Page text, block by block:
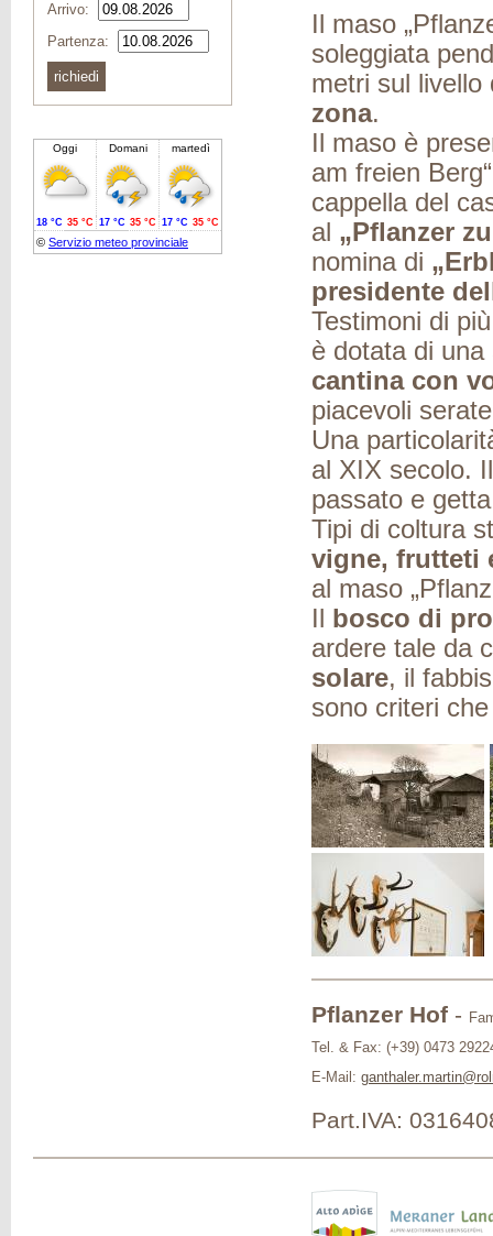
Arrivo:
Partenza:
Il maso
soleggiata
metri sul
zona.
Il maso è
am freien
cappella del
al „Pflanzer
nomina di
presidente
Testimoni di
è dotata di una
cantina con
piacevoli
Una
al XIX secolo.
passato e
Tipi di coltura
vigne, frutteti
al maso
Il bosco di
ardere tale da
solare, il
sono criteri
Pflanzer Hof -
Tel. & Fax: (+39) 0473
E-Mail:
Part.IVA: